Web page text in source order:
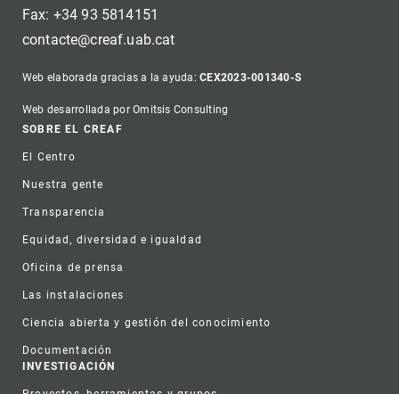
Fax: +34 93 5814151
contacte@creaf.uab.cat
Web elaborada gracias a la ayuda:CEX2023-001340-S
Web desarrollada por Omitsis Consulting
Footer
SOBRE EL CREAF
El Centro
Nuestra gente
Transparencia
Equidad, diversidad e igualdad
Oficina de prensa
Las instalaciones
Ciencia abierta y gestión del conocimiento
Documentación
INVESTIGACIÓN